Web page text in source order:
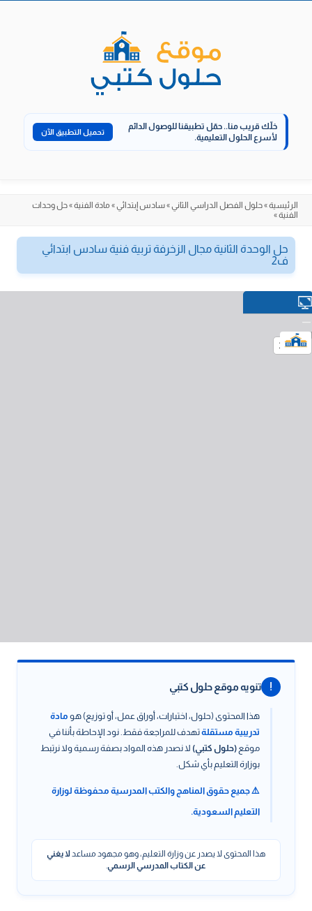
خلّك قريب منا.. حمّل تطبيقنا للوصول الدائم
لأسرع الحلول التعليمية.
تحميل التطبيق الآن
الرئيسية»حلول الفصل الدراسي الثاني»سادس إبتدائي» مادة الفنية»حل وحدات
الفنية»
حل الوحدة الثانية مجال الزخرفة تربية فنية سادس ابتدائي
ف2
! تنويه موقع حلول كتبي
هذا المحتوى (حلول، اختبارات، أوراق عمل، أو توزيع) هو مادة
تدريبية مستقلةتهدف للمراجعة فقط. نود الإحاطة بأننا في
موقع (حلول كتبي) لا نصدر هذه المواد بصفة رسمية ولا نرتبط
بوزارة التعليم بأي شكل.
⚠️ جميع حقوق المناهج والكتب المدرسية محفوظة لوزارة
التعليم السعودية.
هذا المحتوى لا يصدر عن وزارة التعليم، وهو مجهود مساعدلا يغني
عن الكتاب المدرسي الرسمي.